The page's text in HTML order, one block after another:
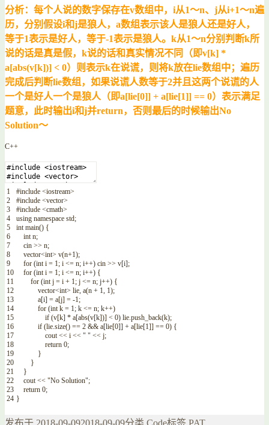
分析：每个人说的数字保存在v数组中，i从1～n、j从i+1～n遍
历，分别假设i和j是狼人，a数组表示该人是狼人还是好人，
等于1表示是好人，等于-1表示是狼人。k从1～n分别判断k所
说的话是真是假，k说的话和真实情况不同（即v[k] *
a[abs(v[k])] < 0）则表示k在说谎，则将k放在lie数组中；遍历
完成后判断lie数组，如果说谎人数等于2并且这两个说谎的人
一个是好人一个是狼人（即a[lie[0]] + a[lie[1]] == 0）表示满足
题意，此时输出i和j并return，否则最后的时候输出No
Solution～
C++
1
2
3
4
5
6
7
8
9
10
11
12
13
14
15
16
17
18
19
20
21
22
23
24
#include <iostream>
#include <vector>
#include <cmath>
using namespace std;
int main() {
int n;
cin >> n;
vector<int> v(n+1);
for (int i = 1; i <= n; i++) cin >> v[i];
for (int i = 1; i <= n; i++) {
for (int j = i + 1; j <= n; j++) {
vector<int> lie, a(n + 1, 1);
a[i] = a[j] = -1;
for (int k = 1; k <= n; k++)
if (v[k] * a[abs(v[k])] < 0) lie.push_back(k);
if (lie.size() == 2 && a[lie[0]] + a[lie[1]] == 0) {
cout << i << " " << j;
return 0;
}
}
}
cout << "No Solution";
return 0;
}